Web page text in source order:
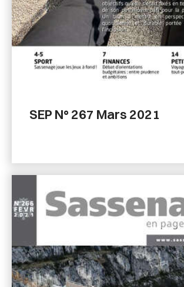
SEP N° 267 Mars 2021